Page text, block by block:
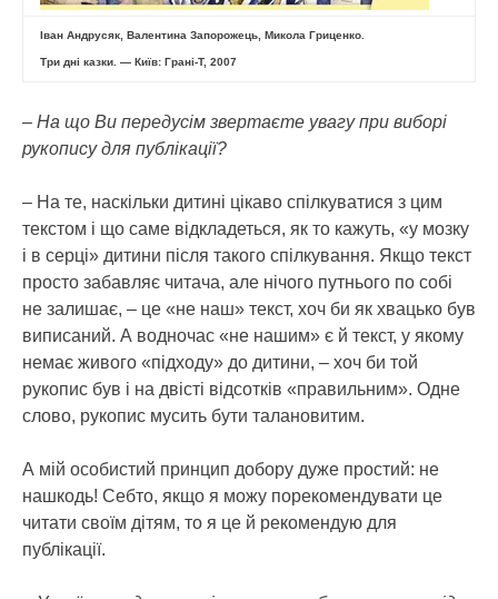
Іван Андрусяк, Валентина Запорожець, Микола Гриценко.
Три дні казки. — Київ: Грані-Т, 2007
– На що Ви передусім звертаєте увагу при виборі
рукопису для публікації?
– На те, наскільки дитині цікаво спілкуватися з цим
текстом і що саме відкладеться, як то кажуть, «у мозку
і в серці» дитини після такого спілкування. Якщо текст
просто забавляє читача, але нічого путнього по собі
не залишає, – це «не наш» текст, хоч би як хвацько був
виписаний. А водночас «не нашим» є й текст, у якому
немає живого «підходу» до дитини, – хоч би той
рукопис був і на двісті відсотків «правильним». Одне
слово, рукопис мусить бути талановитим.
А мій особистий принцип добору дуже простий: не
нашкодь! Себто, якщо я можу порекомендувати це
читати своїм дітям, то я це й рекомендую для
публікації.